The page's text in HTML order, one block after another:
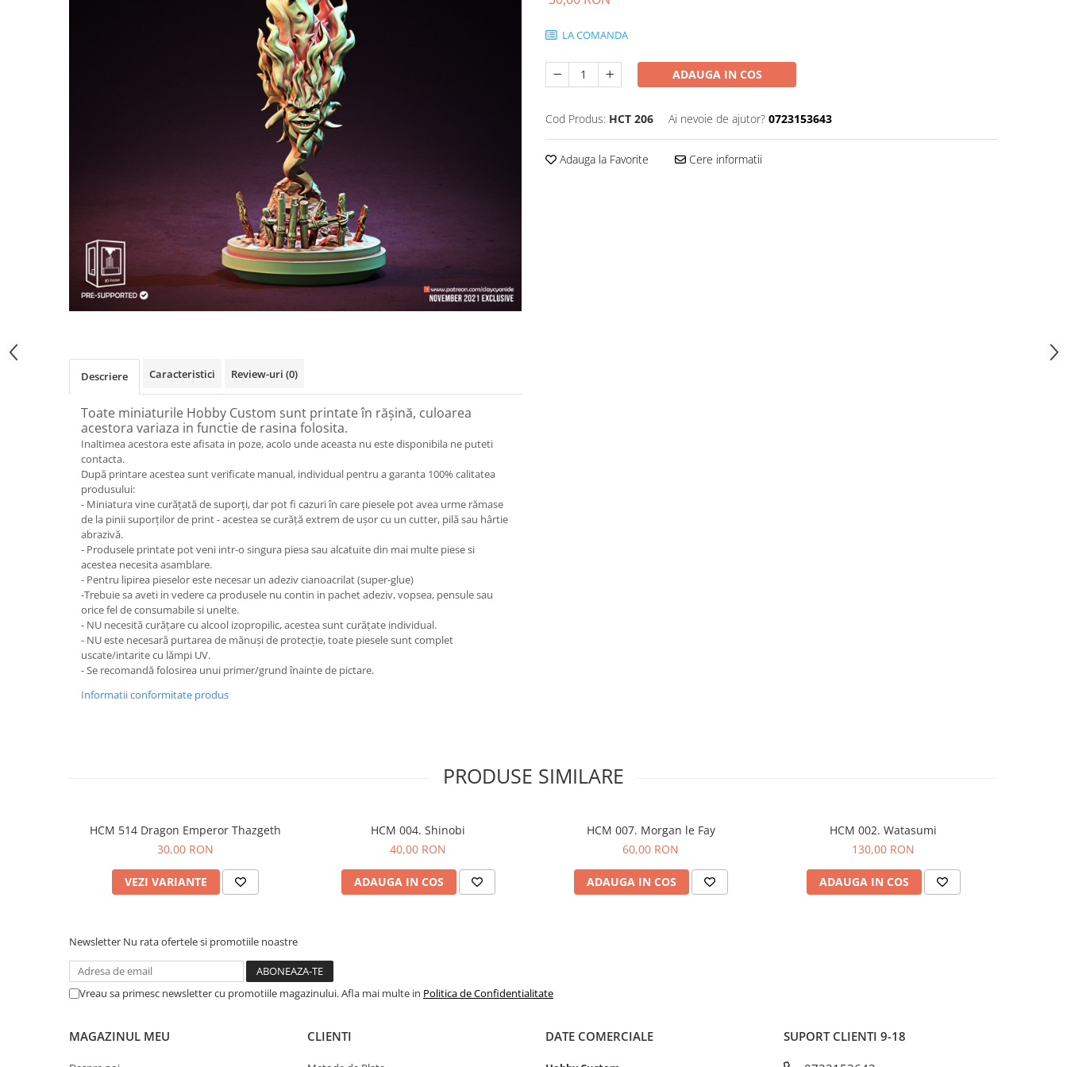
LA COMANDA
ADAUGA IN COS
Cod Produs: HCT 206 Ai nevoie de ajutor? 0723153643
Adauga la Favorite Cere informatii
Descriere Caracteristici Review-uri (0)
Toate miniaturile Hobby Custom sunt printate în rășină, culoarea
acestora variaza in functie de rasina folosita.
Inaltimea acestora este afisata in poze, acolo unde aceasta nu este disponibila ne puteti
contacta.
După printare acestea sunt verificate manual, individual pentru a garanta 100% calitatea
produsului:
- Miniatura vine curățată de suporți, dar pot fi cazuri în care piesele pot avea urme rămase
de la pinii suporților de print - acestea se curăță extrem de ușor cu un cutter, pilă sau hârtie
abrazivă.
- Produsele printate pot veni intr-o singura piesa sau alcatuite din mai multe piese si
acestea necesita asamblare.
- Pentru lipirea pieselor este necesar un adeziv cianoacrilat (super-glue)
-Trebuie sa aveti in vedere ca produsele nu contin in pachet adeziv, vopsea, pensule sau
orice fel de consumabile si unelte.
- NU necesită curățare cu alcool izopropilic, acestea sunt curățate individual.
- NU este necesară purtarea de mănuși de protecție, toate piesele sunt complet
uscate/intarite cu lămpi UV.
- Se recomandă folosirea unui primer/grund înainte de pictare.
Informatii conformitate produs
PRODUSE SIMILARE
HCM 514 Dragon Emperor Thazgeth
30,00 RON
VEZI VARIANTE
HCM 004. Shinobi
40,00 RON
ADAUGA IN COS
HCM 007. Morgan le Fay
60,00 RON
ADAUGA IN COS
HCM 002. Watasumi
130,00 RON
ADAUGA IN COS
Newsletter Nu rata ofertele si promotiile noastre
Vreau sa primesc newsletter cu promotiile magazinului. Afla mai multe in Politica de Confidentialitate
MAGAZINUL MEU CLIENTI DATE COMERCIALE SUPORT CLIENTI 9-18